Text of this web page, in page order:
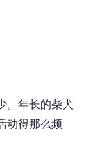
。年长的柴犬
动得那么频